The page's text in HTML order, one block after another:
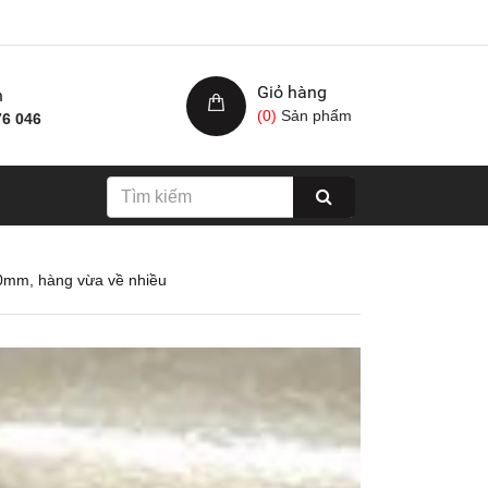
046
Giỏ hàng
(0) Sản phẩm
hàng vừa về nhiều
Nhám xốp hạ cam, kích